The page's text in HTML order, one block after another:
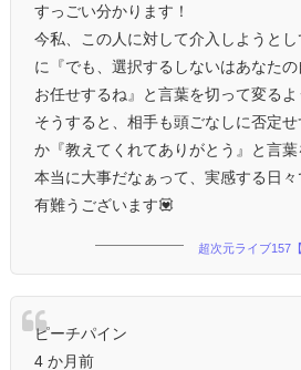
すっごい分かります！
今私、この人に対して介入しようと
に『でも、選択するしないはあなた
お任せするね』と言葉を切って変る
そうすると、相手も頭ごなしに否定
か『教えてくれてありがとう』と言葉
本当に大事だなぁって、実感する日々
有難うございます💟
超次元ライブ157
ピーチパイン
4 か月前